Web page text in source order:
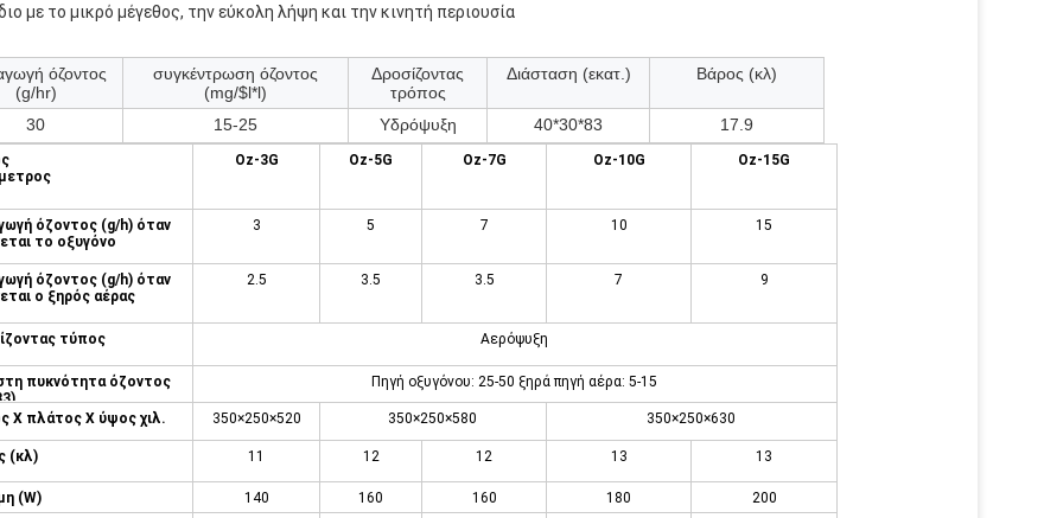
με το μικρό μέγεθος, την εύκολη λήψη και την κινητή περιουσία
όζοντος
(g/hr)
συγκέντρωση όζοντος
(mg/$l*l)
Δροσίζοντας
τρόπος
Διάσταση (εκατ.) Βάρος (κλ)
30 15-25 Υδρόψυξη 40*30*83 17.9
Oz-3G Oz-5G Oz-7G Oz-10G Oz-15G
όζοντος (g/h) όταν
το οξυγόνο
3 5 7 10 15
όζοντος (g/h) όταν
ο ξηρός αέρας
2.5 3.5 3.5 7 9
τύπος Αερόψυξη
πυκνότητα όζοντος
Πηγή οξυγόνου: 25-50 ξηρά πηγή αέρα: 5-15
Χ πλάτος Χ ύψος χιλ. 350×250×520 350×250×580 350×250×630
(κλ) 11 12 12 13 13
(W) 140 160 160 180
200